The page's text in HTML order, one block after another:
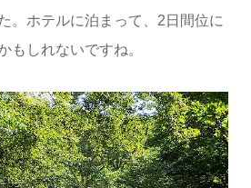
。ホテルに泊まって、2日間位に
もしれないですね。